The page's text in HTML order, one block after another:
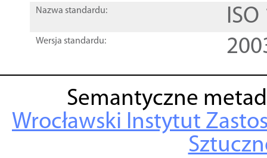
Nazwa standardu:
Wersja standardu:
Semantyczne
Wrocławski Instytut